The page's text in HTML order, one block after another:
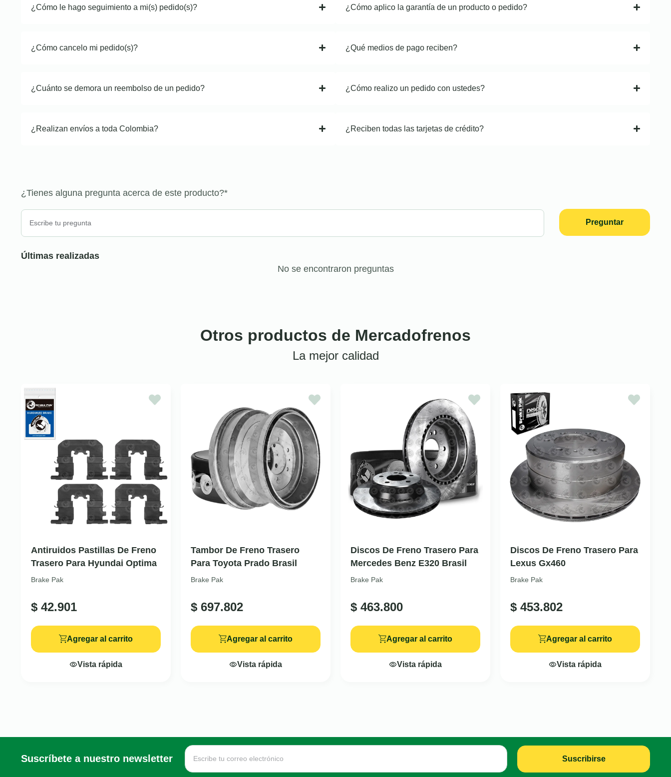
¿Cómo le hago seguimiento a mi(s) pedido(s)?
¿Cómo cancelo mi pedido(s)?
¿Cuánto se demora un reembolso de un pedido?
¿Realizan envíos a toda Colombia?
¿Cómo aplico la garantía de un producto o pedido?
¿Qué medios de pago reciben?
¿Cómo realizo un pedido con ustedes?
¿Reciben todas las tarjetas de crédito?
¿Tienes alguna pregunta acerca de este producto?*
Preguntar
Últimas realizadas
No se encontraron preguntas
Otros productos de Mercadofrenos
La mejor calidad
Antiruidos Pastillas De Freno
Trasero Para Hyundai Optima
Brake Pak
$ 42.901
Agregar al carrito
Vista rápida
Tambor De Freno Trasero
Para Toyota Prado Brasil
Brake Pak
$ 697.802
Agregar al carrito
Vista rápida
Discos De Freno Trasero Para
Mercedes Benz E320 Brasil
Brake Pak
$ 463.800
Agregar al carrito
Vista rápida
Discos De Freno Trasero Para
Lexus Gx460
Brake Pak
$ 453.802
Agregar al carrito
Vista rápida
Suscríbete a nuestro newsletter Suscribirse